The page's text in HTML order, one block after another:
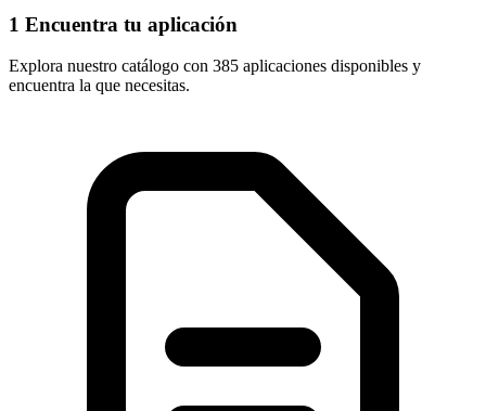
1 Encuentra tu aplicación
Explora nuestro catálogo con 385 aplicaciones disponibles y
encuentra la que necesitas.